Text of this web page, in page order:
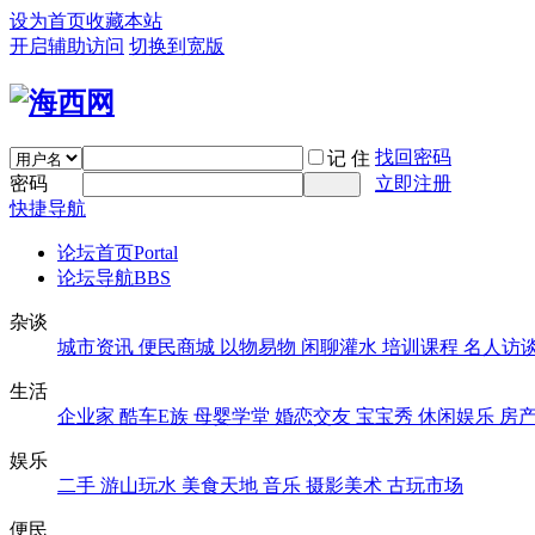
设为首页收藏本站
开启辅助访问 切换到宽版
记 住 找回密码
密码
立即注册
快捷导航
论坛首页Portal
论坛导航BBS
杂谈
城市资讯 便民商城 以物易物 闲聊灌水 培训课程 名人访
生活
企业家 酷车E族 母婴学堂 婚恋交友 宝宝秀 休闲娱乐 房
娱乐
二手 游山玩水 美食天地 音乐 摄影美术 古玩市场
便民